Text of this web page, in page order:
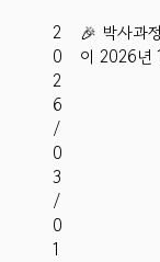
2
0
2
6
/
0
3
/
0
1
🎉 박사과
이 2026년